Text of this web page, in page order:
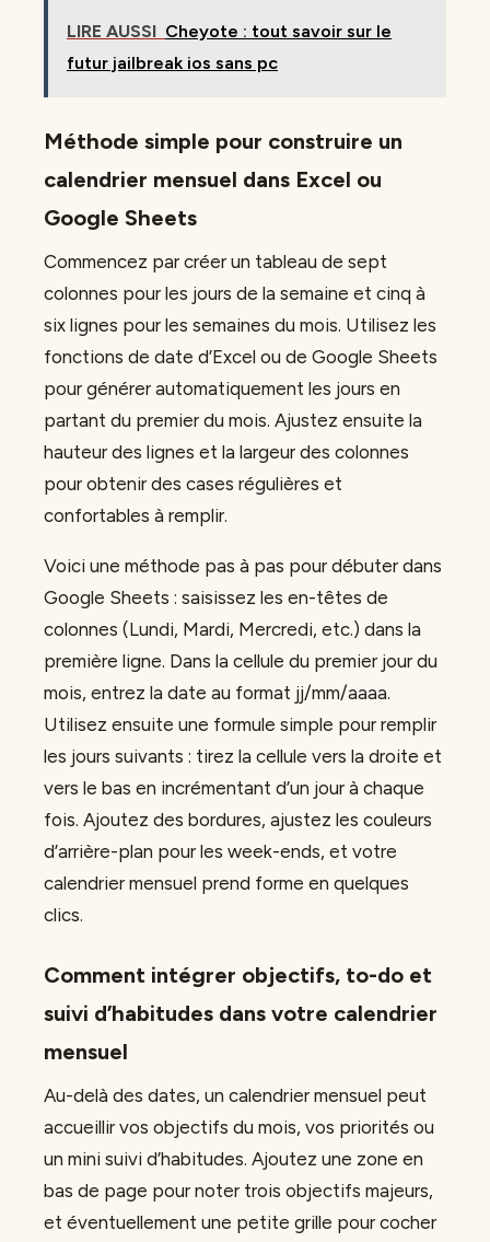
LIRE AUSSI Cheyote : tout savoir sur le
futur jailbreak ios sans pc
Méthode simple pour construire un
calendrier mensuel dans Excel ou
Google Sheets
Commencez par créer un tableau de sept
colonnes pour les jours de la semaine et cinq à
six lignes pour les semaines du mois. Utilisez les
fonctions de date d’Excel ou de Google Sheets
pour générer automatiquement les jours en
partant du premier du mois. Ajustez ensuite la
hauteur des lignes et la largeur des colonnes
pour obtenir des cases régulières et
confortables à remplir.
Voici une méthode pas à pas pour débuter dans
Google Sheets : saisissez les en-têtes de
colonnes (Lundi, Mardi, Mercredi, etc.) dans la
première ligne. Dans la cellule du premier jour du
mois, entrez la date au format jj/mm/aaaa.
Utilisez ensuite une formule simple pour remplir
les jours suivants : tirez la cellule vers la droite et
vers le bas en incrémentant d’un jour à chaque
fois. Ajoutez des bordures, ajustez les couleurs
d’arrière-plan pour les week-ends, et votre
calendrier mensuel prend forme en quelques
clics.
Comment intégrer objectifs, to-do et
suivi d’habitudes dans votre calendrier
mensuel
Au-delà des dates, un calendrier mensuel peut
accueillir vos objectifs du mois, vos priorités ou
un mini suivi d’habitudes. Ajoutez une zone en
bas de page pour noter trois objectifs majeurs,
et éventuellement une petite grille pour cocher